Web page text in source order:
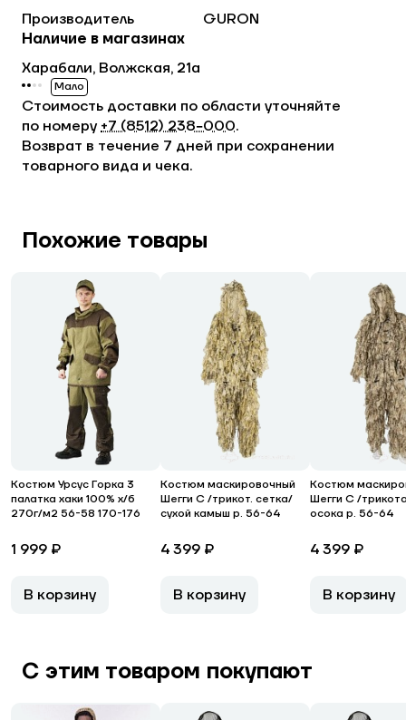
Производитель
GURON
Стоимость доставки по области уточняйте
по номеру +7 (8512) 238−000.
Возврат в течение 7 дней при сохранении
товарного вида и чека.
Наличие в магазинах
Харабали, Волжская, 21а
Мало
Похожие товары
Костюм Урсус Горка 3
палатка хаки 100% х/б
270г/м2 56-58 170-176
1 999 ₽
В корзину
Костюм маскировочный
Шегги С /трикот. сетка/
сухой камыш р. 56-64
4 399 ₽
В корзину
Костюм
Шегги С /
осока р. 56-64
4 399 ₽
В корзину
С этим товаром покупают